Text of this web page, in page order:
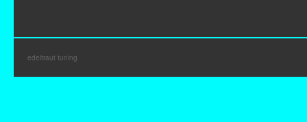
edeltraut tuning